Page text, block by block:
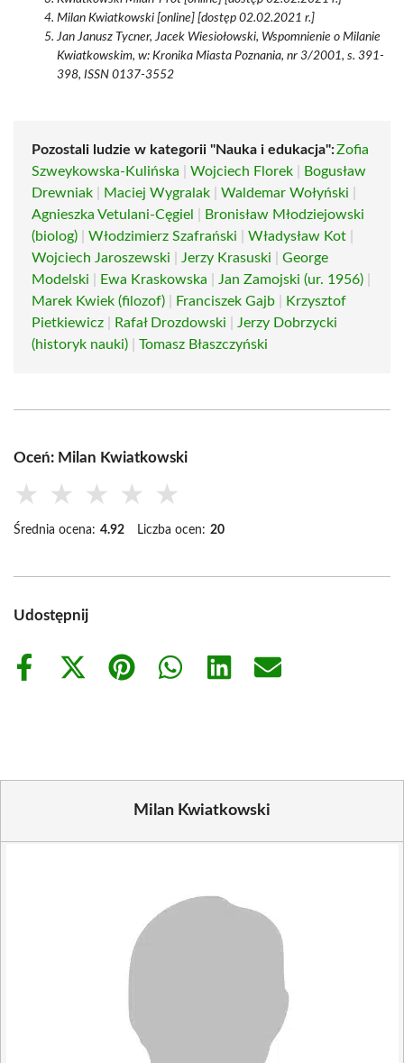
Milan Kwiatkowski [online] [dostęp 02.02.2021 r.]
Jan Janusz Tycner, Jacek Wiesiołowski, Wspomnienie o Milanie
Kwiatkowskim, w: Kronika Miasta Poznania, nr 3/2001, s. 391-
398, ISSN 0137-3552
Pozostali ludzie w kategorii "Nauka i edukacja":Zofia
Szweykowska-Kulińska
Wojciech Florek
Bogusław
Drewniak
Maciej Wygralak Waldemar Wołyński
Agnieszka Vetulani-Cęgiel
Bronisław Młodziejowski
(biolog)
Włodzimierz Szafrański Władysław Kot
Wojciech Jaroszewski
Jerzy Krasuski
George
Modelski
Ewa Kraskowska Jan Zamojski (ur. 1956)
Marek Kwiek (filozof)
Franciszek Gajb
Krzysztof
Pietkiewicz
Rafał Drozdowski
Jerzy Dobrzycki
(historyk nauki)
Tomasz Błaszczyński
Oceń: Milan Kwiatkowski
★ ★ ★ ★ ★
Średnia ocena: 4.92 Liczba ocen: 20
Udostępnij
Share
Share
Share
Share
Share
Share
Milan Kwiatkowski